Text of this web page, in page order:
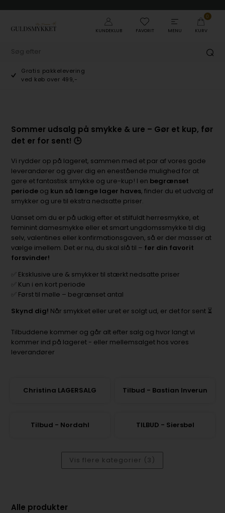
KUNDEKLUB FAVORIT MENU
0
KURV
Gratis pakkelevering
ved køb over 499,-
Sommer udsalg på smykke & ure – Gør et kup, før
det er for sent! 🕒
Vi rydder op på lageret, sammen med et par af vores gode
leverandører og giver dig en enestående mulighed for at
gøre et fantastisk smykke og ure-kup! I en begrænset
periode og kun så længe lager haves, finder du et udvalg af
smykker og ure til ekstra nedsatte priser.
Uanset om du er på udkig efter et stilfuldt herresmykke, et
feminint damesmykke eller et smart ungdomssmykke til dig
selv, valentines eller konfirmationsgaven, så er der masser at
vælge imellem. Det er nu, du skal slå til – før din favorit
forsvinder!
✅ Eksklusive ure & smykker til stærkt nedsatte priser
✅ Kun i en kort periode
✅ Først til mølle – begrænset antal
Skynd dig! Når smykket eller uret er solgt ud, er det for sent ⏳
Tilbuddene kommer og går alt efter salg og hvor langt vi
kommer ind på lageret - eller mellemsalget hos vores
leverandører
Christina LAGERSALG Tilbud - Bastian Inverun
Tilbud - Nordahl TILBUD - Siersbøl
Vis flere kategorier (3)
Alle produkter